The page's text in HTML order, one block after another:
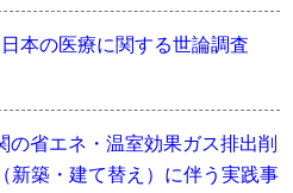
本の医療に関する世論調査
の省エネ・温室効果ガス排出削
新築・建て替え）に伴う実践事